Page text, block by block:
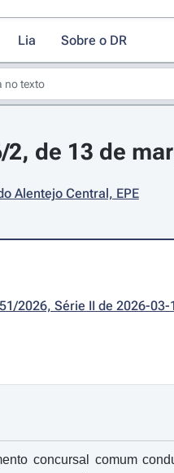
Lia Sobre o DR
2, de 13 de
Alentejo Central, EPE
2026, Série II de 2026-03-
concursal comum